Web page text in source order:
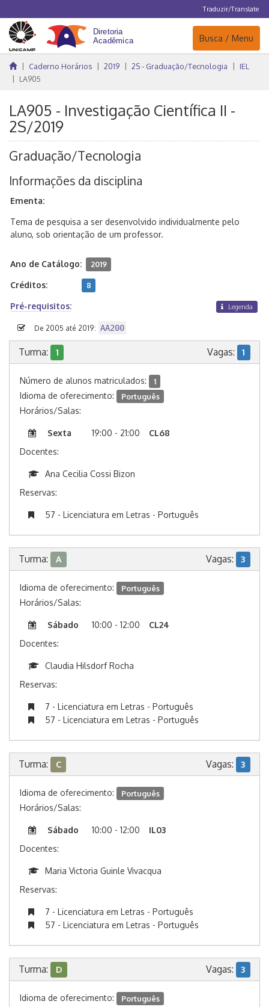
Traduzir/Translate
Navegação
Busca / Menu
Caderno Horários 2019 2S - Graduação/Tecnologia
IEL
LA905
LA905 - Investigação Científica II -
2S/2019
Graduação/Tecnologia
Informações da disciplina
Ementa:
Tema de pesquisa a ser desenvolvido individualmente pelo
aluno, sob orientação de um professor.
Ano de Catálogo: 2019
Créditos: 8
Pré-requisitos: Legenda
De 2005 até 2019: AA200
Turma: 1 Vagas: 1
Número de alunos matriculados: 1
Idioma de oferecimento: Português
Horários/Salas:
Sexta 19:00 - 21:00
CL68
Docentes:
Ana Cecilia Cossi Bizon
Reservas:
57 - Licenciatura em Letras - Português
Turma: A Vagas: 3
Idioma de oferecimento: Português
Horários/Salas:
Sábado 10:00 - 12:00
CL24
Docentes:
Claudia Hilsdorf Rocha
Reservas:
7 - Licenciatura em Letras - Português
57 - Licenciatura em Letras - Português
Turma: C Vagas: 3
Idioma de oferecimento: Português
Horários/Salas:
Sábado 10:00 - 12:00
IL03
Docentes:
Maria Victoria Guinle Vivacqua
Reservas:
7 - Licenciatura em Letras - Português
57 - Licenciatura em Letras - Português
Turma: D Vagas: 3
Idioma de oferecimento: Português